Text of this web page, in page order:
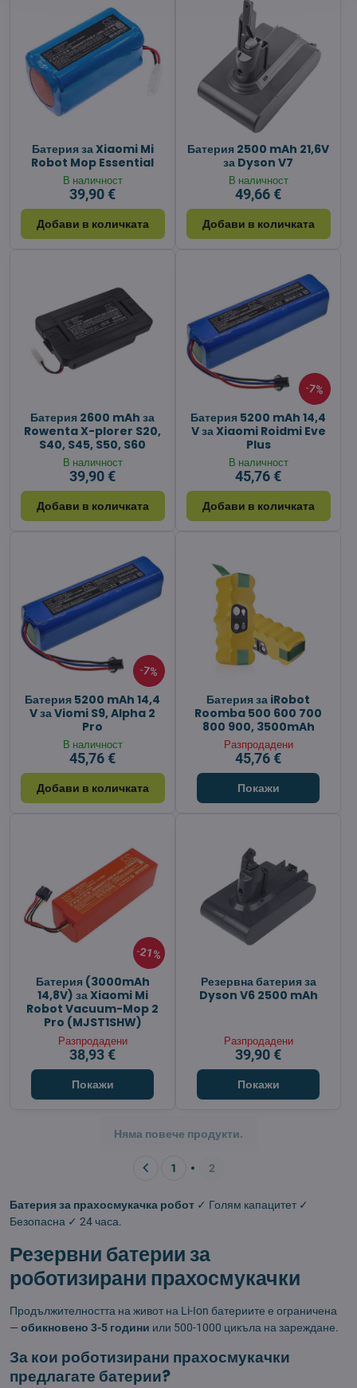
Батерия за Xiaomi Mi
Robot Mop Essential
В наличност
39,90 €
Добави в количката
Батерия 2500 mAh 21,6V
за Dyson V7
В наличност
49,66 €
Добави в количката
Батерия 2600 mAh за
Rowenta X-plorer S20,
S40, S45, S50, S60
В наличност
39,90 €
Добави в количката
7%
Батерия 5200 mAh 14,4
V за Xiaomi Roidmi Eve
Plus
В наличност
45,76 €
Добави в количката
7%
Батерия 5200 mAh 14,4
V за Viomi S9, Alpha 2
Pro
В наличност
45,76 €
Добави в количката
Батерия за iRobot
Roomba 500 600 700
800 900, 3500mAh
Разпродадени
45,76 €
Покажи
21%
Батерия (3000mAh
14,8V) за Xiaomi Mi
Robot Vacuum-Mop 2
Pro (MJST1SHW)
Разпродадени
38,93 €
Покажи
Резервна батерия за
Dyson V6 2500 mAh
Разпродадени
39,90 €
Покажи
Няма повече продукти.
1 2
Батерия за прахосмукачка робот ✓ Голям капацитет ✓
Безопасна ✓ 24 часа.
Резервни батерии за
роботизирани прахосмукачки
Продължителността на живот на Li-Ion батериите е ограничена
— обикновено 3-5 години или 500-1000 цикъла на зареждане.
За кои роботизирани прахосмукачки
предлагате батерии?